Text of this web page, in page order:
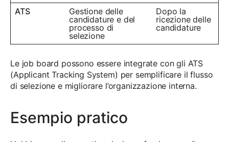
ATS
Gestione delle
candidature e del
processo di
selezione
Dopo la
ricezione delle
candidature
Le job board possono essere integrate con gli ATS
(Applicant Tracking System) per semplificare il flusso
di selezione e migliorare l’organizzazione interna.
Esempio pratico